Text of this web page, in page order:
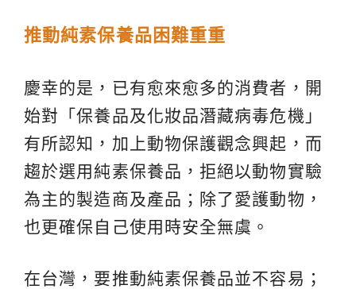
推動純素保養品困難重重
慶幸的是，已有愈來愈多的消費者，開
始對「保養品及化妝品潛藏病毒危機」
有所認知，加上動物保護觀念興起，而
趨於選用純素保養品，拒絕以動物實驗
為主的製造商及產品；除了愛護動物，
也更確保自己使用時安全無虞。
在台灣，要推動純素保養品並不容易；